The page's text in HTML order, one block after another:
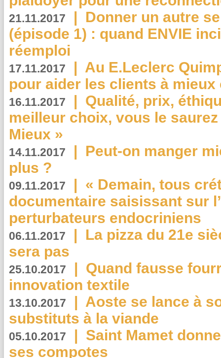
21.11.2017 | Donner un autre
(épisode 1) : quand ENVIE
réemploi
17.11.2017 | Au E.Leclerc
pour aider les clients à
16.11.2017 | Qualité, prix,
meilleur choix, vous le
Mieux »
14.11.2017 | Peut-on manger
plus ?
09.11.2017 | « Demain, tous
documentaire saisissant sur
perturbateurs endocriniens
06.11.2017 | La pizza du 21e
sera pas
25.10.2017 | Quand fausse
innovation textile
13.10.2017 | Aoste se lance à
substituts à la viande
05.10.2017 | Saint Mamet
ses compotes